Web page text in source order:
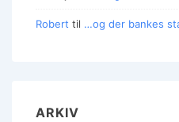
Robert til …og der bankes
ARKIV